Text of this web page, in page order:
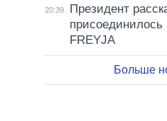
20:39
Президент
FREYJA
Больше